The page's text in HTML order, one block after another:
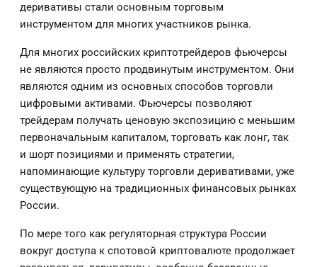
деривативы стали основным торговым
инструментом для многих участников рынка.
Для многих российских криптотрейдеров фьючерсы
не являются просто продвинутым инструментом. Они
являются одним из основных способов торговли
цифровыми активами. Фьючерсы позволяют
трейдерам получать ценовую экспозицию с меньшим
первоначальным капиталом, торговать как лонг, так
и шорт позициями и применять стратегии,
напоминающие культуру торговли деривативами, уже
существующую на традиционных финансовых рынках
России.
По мере того как регуляторная структура России
вокруг доступа к спотовой криптовалюте продолжает